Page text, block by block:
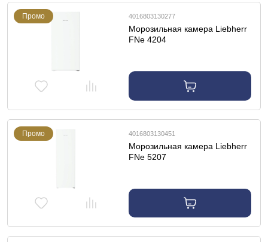
Промо 4016803130277
Морозильная камера Liebherr
FNe 4204
Промо 4016803130451
Морозильная камера Liebherr
FNe 5207